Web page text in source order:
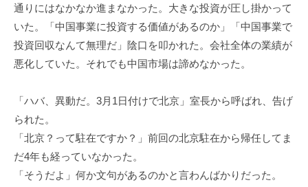
c
i
p
o
通りにはなかなか進まなかった。大きな投資が圧し掛かって
いた。「中国事業に投資する価値があるのか」「中国事業で
投資回収なんて無理だ」陰口を叩かれた。会社全体の業績が
悪化していた。それでも中国市場は諦めなかった。
「ハバ、異動だ。3月1日付けで北京」室長から呼ばれ、告げ
られた。
「北京？って駐在ですか？」前回の北京駐在から帰任してま
だ4年も経っていなかった。
「そうだよ」何か文句があるのかと言わんばかりだった。